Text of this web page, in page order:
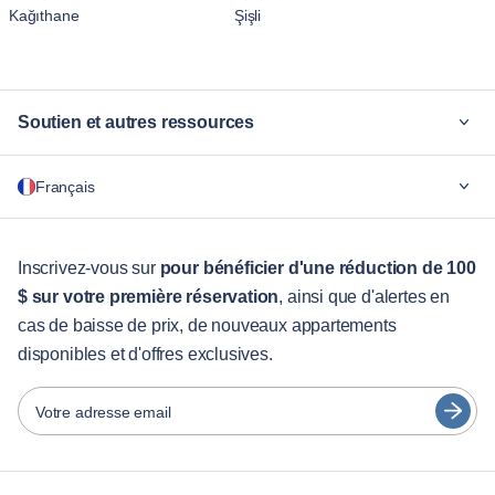
Kağıthane
Şişli
Soutien et autres ressources
Pour les entreprises
Services aux visiteurs
Guides des villes
Partenaires
Opérateurs de location de meubles
Propriétaires
Partenaires de franchise
Français
English
Português
Español
Français
Türkçe
Inscrivez-vous sur pour bénéficier d'une réduction de 100
$ sur votre première réservation, ainsi que d'alertes en
cas de baisse de prix, de nouveaux appartements
disponibles et d'offres exclusives.
Votre adresse email